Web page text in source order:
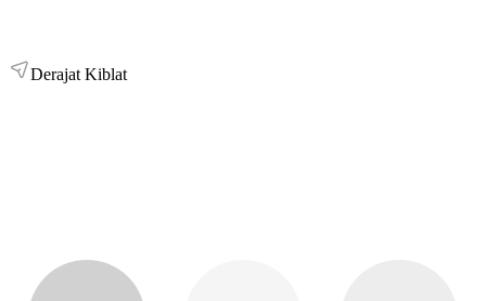
Derajat Kiblat